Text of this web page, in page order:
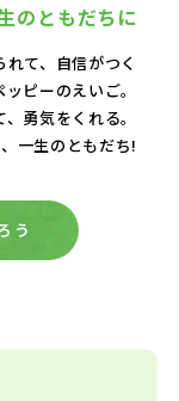
のともだちに
て、自信がつく
ッピーのえいご。
勇気をくれる。
一生のともだち!
う